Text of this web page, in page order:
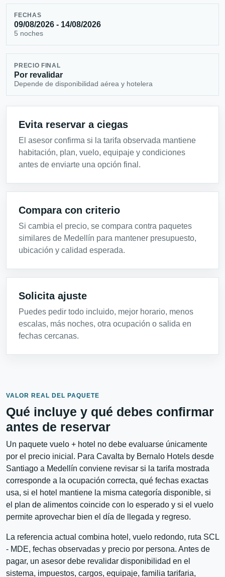
FECHAS
09/08/2026 - 14/08/2026
5 noches
PRECIO FINAL
Por revalidar
Depende de disponibilidad aérea y hotelera
Evita reservar a ciegas
El asesor confirma si la tarifa observada mantiene
habitación, plan, vuelo, equipaje y condiciones
antes de enviarte una opción final.
Compara con criterio
Si cambia el precio, se compara contra paquetes
similares de Medellín para mantener presupuesto,
ubicación y calidad esperada.
Solicita ajuste
Puedes pedir todo incluido, mejor horario, menos
escalas, más noches, otra ocupación o salida en
fechas cercanas.
VALOR REAL DEL PAQUETE
Qué incluye y qué debes confirmar
antes de reservar
Un paquete vuelo + hotel no debe evaluarse únicamente
por el precio inicial. Para Cavalta by Bernalo Hotels desde
Santiago a Medellín conviene revisar si la tarifa mostrada
corresponde a la ocupación correcta, qué fechas exactas
usa, si el hotel mantiene la misma categoría disponible, si
el plan de alimentos coincide con lo esperado y si el vuelo
permite aprovechar bien el día de llegada y regreso.
La referencia actual combina hotel, vuelo redondo, ruta SCL
- MDE, fechas observadas y precio por persona. Antes de
pagar, un asesor debe revalidar disponibilidad en el
sistema, impuestos, cargos, equipaje, familia tarifaria,